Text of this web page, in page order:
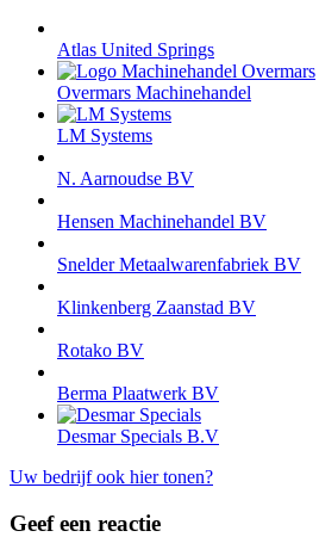
Atlas United Springs
Overmars Machinehandel
LM Systems
N. Aarnoudse BV
Hensen Machinehandel BV
Snelder Metaalwarenfabriek BV
Klinkenberg Zaanstad BV
Rotako BV
Berma Plaatwerk BV
Desmar Specials B.V
Uw bedrijf ook hier tonen?
Geef een reactie